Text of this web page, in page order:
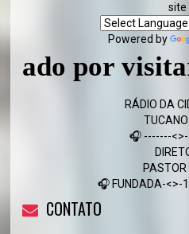
site
Powered by
visitar
RÁDIO DA
🎧 -------
PASTOR
🎧 FUNDADA-
CONTATO